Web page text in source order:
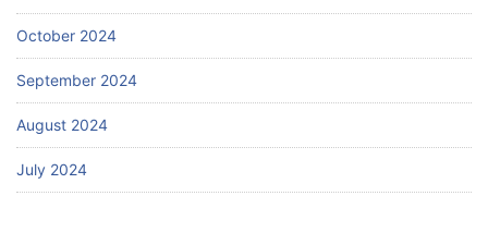
October 2024
September 2024
August 2024
July 2024